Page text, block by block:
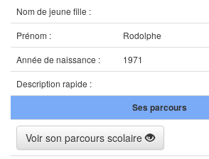
Nom de jeune fille :
Prénom :
Rodolphe
Année de naissance :
1971
Description rapide :
Ses parcours
Voir son parcours scolaire